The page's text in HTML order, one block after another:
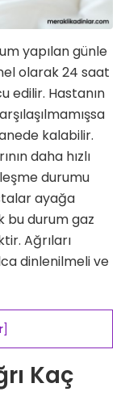
yapılan günle
olarak 24 saat
edilir. Hastanın
kalabilir.
daha hızlı
durumu
ayağa
bu durum gaz
Ağrıları
dinlenilmeli ve
]
Kaç